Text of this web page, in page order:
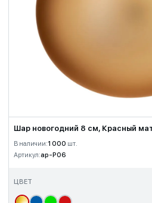
Шар новогодний 8 см, Красный
В наличии:1 000 шт.
Артикул:ap-P06
ЦВЕТ